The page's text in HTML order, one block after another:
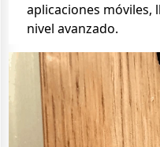
aplicaciones móviles,
nivel avanzado.